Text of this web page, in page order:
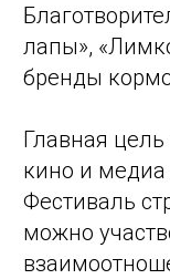
лапы»,
бренды
Главная
кино и медиа
Фестиваль
можно